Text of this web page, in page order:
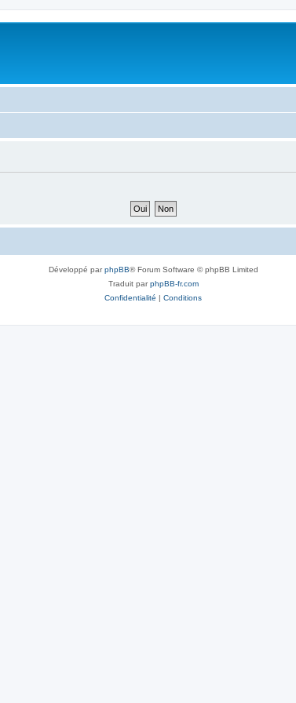
Développé parphpBB® Forum Software © phpBB Limited
Traduit parphpBB-fr.com
Confidentialité | Conditions